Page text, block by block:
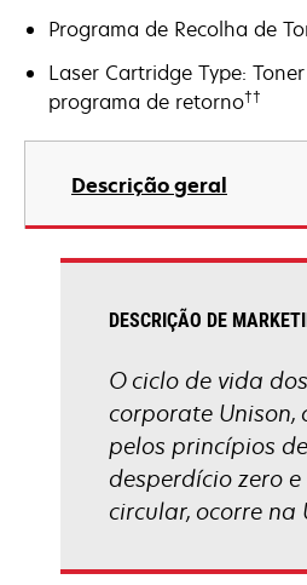
Programa de Recolha de
Laser Cartridge Type:
programa de retorno††
Descrição geral
DESCRIÇÃO DE
O ciclo de vida
corporate Unison,
pelos princípios de
desperdício zero
circular, ocorre na